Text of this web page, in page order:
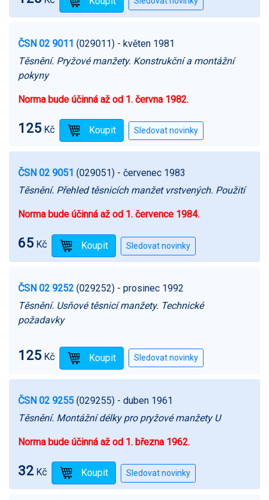
ČSN 02 9011 (029011) - květen 1981
Těsnění. Pryžové manžety. Konstrukční a montážní
pokyny
Norma bude účinná až od 1. června 1982.
125 Kč
ČSN 02 9051 (029051) - červenec 1983
Těsnění. Přehled těsnicích manžet vrstvených. Použití
Norma bude účinná až od 1. července 1984.
65 Kč
ČSN 02 9252 (029252) - prosinec 1992
Těsnění. Usňové těsnicí manžety. Technické
požadavky
125 Kč
ČSN 02 9255 (029255) - duben 1961
Těsnění. Montážní délky pro pryžové manžety U
Norma bude účinná až od 1. března 1962.
32 Kč